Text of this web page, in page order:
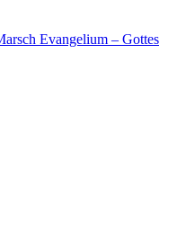
Evangelium – Gottes